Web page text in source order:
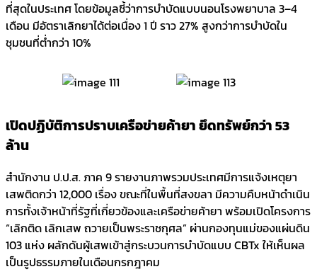
ที่สุดในประเทศ โดยข้อมูลชี้ว่าการบำบัดแบบนอนโรงพยาบาล 3–4
เดือน มีอัตราเลิกยาได้ต่อเนื่อง 1 ปี ราว 27% สูงกว่าการบำบัดใน
ชุมชนที่ต่ำกว่า 10%
เปิดปฏิบัติการปราบเครือข่ายค้ายา ยึดทรัพย์กว่า 53
ล้าน
สำนักงาน ป.ป.ส. ภาค 9 รายงานภาพรวมประเทศมีการแจ้งเหตุยา
เสพติดกว่า 12,000 เรื่อง ขณะที่ในพื้นที่สงขลา มีความคืบหน้าดำเนิน
การทั้งเจ้าหน้าที่รัฐที่เกี่ยวข้องและเครือข่ายค้ายา พร้อมเปิดโครงการ
“เลิกติด เลิกเสพ ถวายเป็นพระราชกุศล” ผ่านกองทุนแม่ของแผ่นดิน
103 แห่ง ผลักดันผู้เสพเข้าสู่กระบวนการบำบัดแบบ CBTx ให้เห็นผล
เป็นรูปธรรมภายในเดือนกรกฎาคม